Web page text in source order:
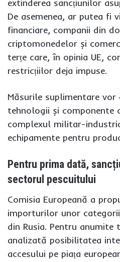
extinderea sancțiunilor
De asemenea, ar putea fi
financiare, companii din
criptomonedelor și
terțe care, în opinia UE,
restricțiilor deja impuse.
Măsurile suplimentare
tehnologii și
complexul militar-
echipamente pentru
Pentru prima dată,
sectorul pescuitului
Comisia Europeană a
importurilor unor
din Rusia. Pentru anumite
analizată posibilitatea
accesului pe piața